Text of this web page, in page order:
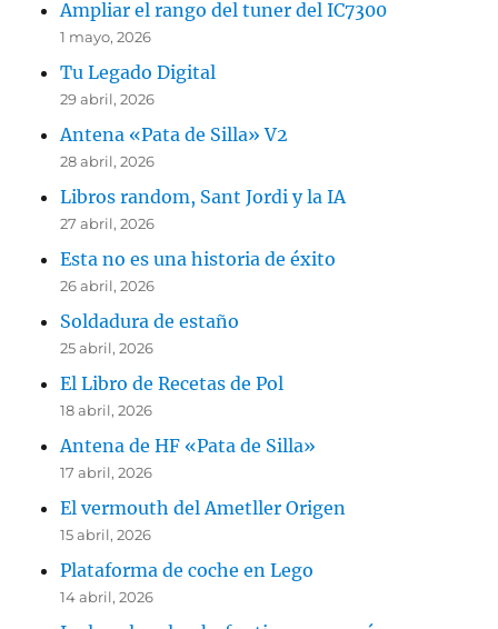
Ampliar el rango del tuner del IC7300
1 mayo, 2026
Tu Legado Digital
29 abril, 2026
Antena «Pata de Silla» V2
28 abril, 2026
Libros random, Sant Jordi y la IA
27 abril, 2026
Esta no es una historia de éxito
26 abril, 2026
Soldadura de estaño
25 abril, 2026
El Libro de Recetas de Pol
18 abril, 2026
Antena de HF «Pata de Silla»
17 abril, 2026
El vermouth del Ametller Origen
15 abril, 2026
Plataforma de coche en Lego
14 abril, 2026